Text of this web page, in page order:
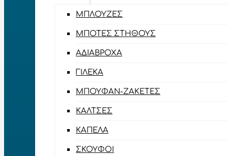
ΜΠΛΟΎΖΕΣ
ΜΠΌΤΕΣ ΣΤΉΘΟΥΣ
ΑΔΙΆΒΡΟΧΑ
ΓΙΛΈΚΑ
ΜΠΟΥΦΆΝ-ΖΑΚΈΤΕΣ
ΚΆΛΤΣΕΣ
ΚΑΠΈΛΑ
ΣΚΟΎΦΟΙ